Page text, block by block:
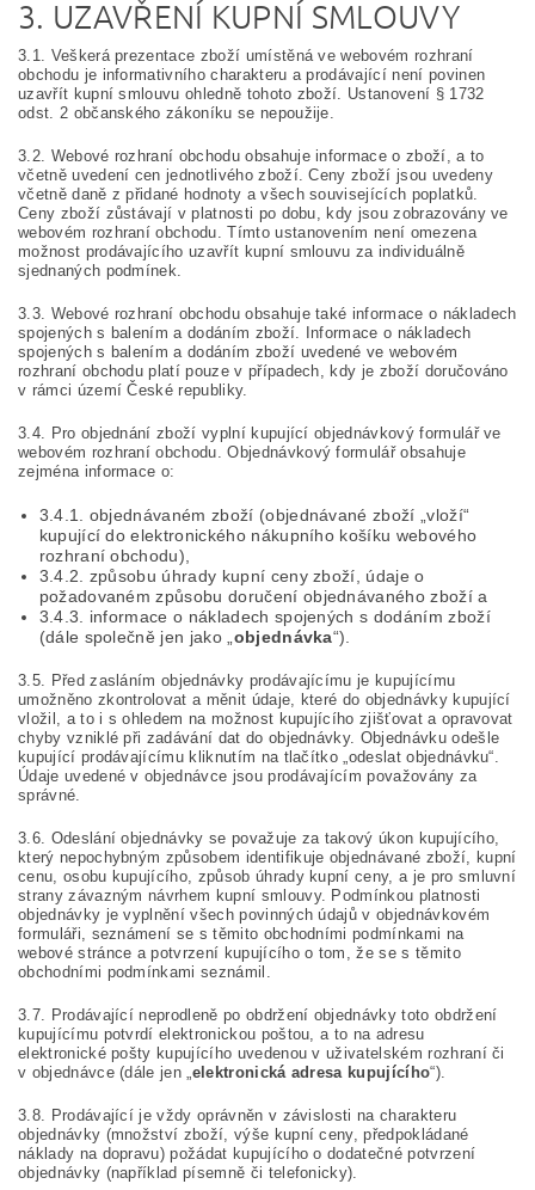
3. UZAVŘENÍ KUPNÍ SMLOUVY
3.1. Veškerá prezentace zboží umístěná ve webovém rozhraní
obchodu je informativního charakteru a prodávající není povinen
uzavřít kupní smlouvu ohledně tohoto zboží. Ustanovení § 1732
odst. 2 občanského zákoníku se nepoužije.
3.2. Webové rozhraní obchodu obsahuje informace o zboží, a to
včetně uvedení cen jednotlivého zboží. Ceny zboží jsou uvedeny
včetně daně z přidané hodnoty a všech souvisejících poplatků.
Ceny zboží zůstávají v platnosti po dobu, kdy jsou zobrazovány ve
webovém rozhraní obchodu. Tímto ustanovením není omezena
možnost prodávajícího uzavřít kupní smlouvu za individuálně
sjednaných podmínek.
3.3. Webové rozhraní obchodu obsahuje také informace o nákladech
spojených s balením a dodáním zboží. Informace o nákladech
spojených s balením a dodáním zboží uvedené ve webovém
rozhraní obchodu platí pouze v případech, kdy je zboží doručováno
v rámci území České republiky.
3.4. Pro objednání zboží vyplní kupující objednávkový formulář ve
webovém rozhraní obchodu. Objednávkový formulář obsahuje
zejména informace o:
3.4.1. objednávaném zboží (objednávané zboží „vloží“
kupující do elektronického nákupního košíku webového
rozhraní obchodu),
3.4.2. způsobu úhrady kupní ceny zboží, údaje o
požadovaném způsobu doručení objednávaného zboží a
3.4.3. informace o nákladech spojených s dodáním zboží
(dále společně jen jako „ objednávka“).
3.5. Před zasláním objednávky prodávajícímu je kupujícímu
umožněno zkontrolovat a měnit údaje, které do objednávky kupující
vložil, a to i s ohledem na možnost kupujícího zjišťovat a opravovat
chyby vzniklé při zadávání dat do objednávky. Objednávku odešle
kupující prodávajícímu kliknutím na tlačítko „odeslat objednávku“.
Údaje uvedené v objednávce jsou prodávajícím považovány za
správné.
3.6. Odeslání objednávky se považuje za takový úkon kupujícího,
který nepochybným způsobem identifikuje objednávané zboží, kupní
cenu, osobu kupujícího, způsob úhrady kupní ceny, a je pro smluvní
strany závazným návrhem kupní smlouvy. Podmínkou platnosti
objednávky je vyplnění všech povinných údajů v objednávkovém
formuláři, seznámení se s těmito obchodními podmínkami na
webové stránce a potvrzení kupujícího o tom, že se s těmito
obchodními podmínkami seznámil.
3.7. Prodávající neprodleně po obdržení objednávky toto obdržení
kupujícímu potvrdí elektronickou poštou, a to na adresu
elektronické pošty kupujícího uvedenou v uživatelském rozhraní či
v objednávce (dále jen „elektronická adresa kupujícího“).
3.8. Prodávající je vždy oprávněn v závislosti na charakteru
objednávky (množství zboží, výše kupní ceny, předpokládané
náklady na dopravu) požádat kupujícího o dodatečné potvrzení
objednávky (například písemně či telefonicky).